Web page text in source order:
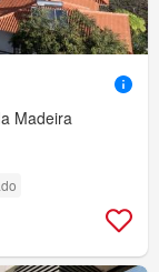
Madeira